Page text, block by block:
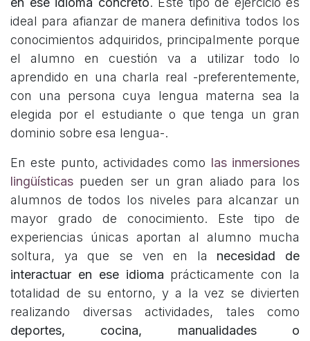
ideal para afianzar de manera definitiva todos los
conocimientos adquiridos, principalmente porque
el alumno en cuestión va a utilizar todo lo
aprendido en una charla real -preferentemente,
con una persona cuya lengua materna sea la
elegida por el estudiante o que tenga un gran
dominio sobre esa lengua-.
En este punto, actividades como las inmersiones
lingüísticas pueden ser un gran aliado para los
alumnos de todos los niveles para alcanzar un
mayor grado de conocimiento. Este tipo de
experiencias únicas aportan al alumno mucha
soltura, ya que se ven en la necesidad de
interactuar en ese idioma prácticamente con la
totalidad de su entorno, y a la vez se divierten
realizando diversas actividades, tales como
deportes, cocina, manualidades o